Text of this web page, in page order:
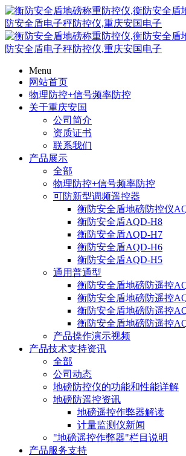
Menu
网站首页
物理防控+信号频率防控
关于重庆安国
公司简介
资质证书
联系我们
产品展示
全部
物理防控+信号频率防控
可防新型调频遥控器
衡防安全盾地磅防控仪
衡防安全盾AQD-H8
衡防安全盾AQD-H7
衡防安全盾AQD-H6
衡防安全盾AQD-H5
通用普通型
衡防安全盾地磅防遥控
衡防安全盾地磅防遥控
衡防安全盾地磅防遥控
衡防安全盾地磅防遥控
产品操作演示视频
产品技术支持资讯
全部
公司动态
地磅防控仪的功能和性能详解
地磅防遥控资讯
地磅遥控作弊器解读
计量监测仪新闻
"地磅遥控作弊器"栏目说明
产品服务支持